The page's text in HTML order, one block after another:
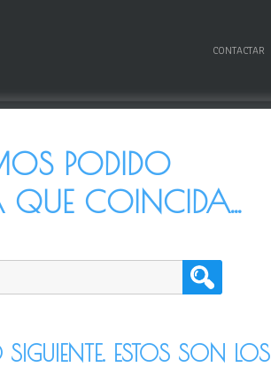
CONTACTAR
PODIDO
COINCIDA...
ESTOS SON LOS